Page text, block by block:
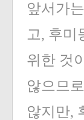
앞서가
고, 후미
위한 것
않으므
않지만,